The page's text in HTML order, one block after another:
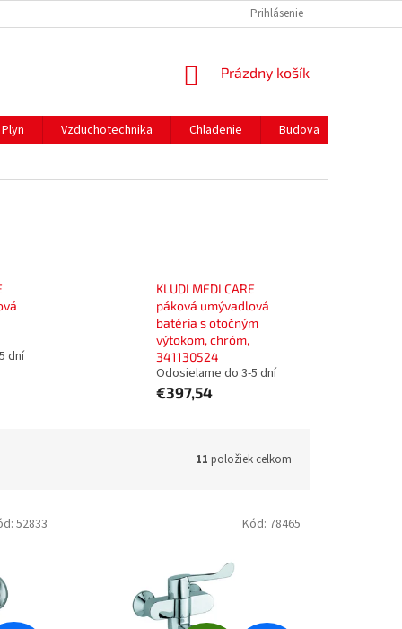
PREPRAVA A PLATBYPrihlásenie
NÁKUPNÝ
Prázdny košík
Plyn Vzduchotechnika Chladenie Budova
dní
KLUDI MEDI CARE
páková umývadlová
batéria s otočným
výtokom, chróm,
341130524
Odosielame do 3-5 dní
€397,54
11 položiek celkom
52833 Kód: 78465